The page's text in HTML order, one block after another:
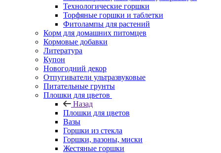
Технологические горшки
Торфяные горшки и таблетки
Фитолампы для растений
Корм для домашних питомцев
Кормовые добавки
Литература
Купон
Новогодний декор
Отпугиватели ультразвуковые
Питательные грунты
Плошки для цветов
Назад
Плошки для цветов
Вазы
Горшки из стекла
Горшки, вазоны, миски
Жестяные горшки